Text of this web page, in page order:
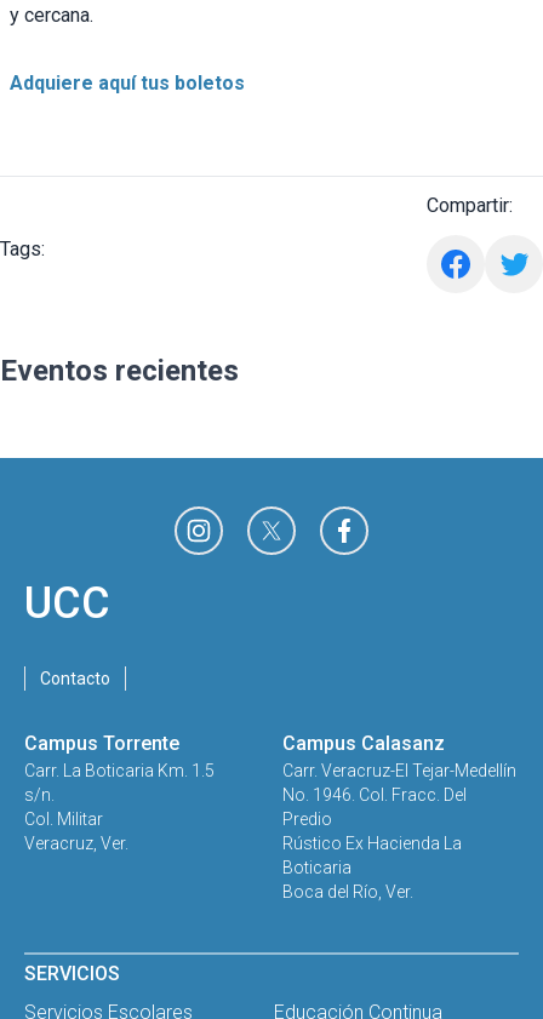
y cercana.
Adquiere aquí tus boletos
Tags:
Compartir:
Eventos recientes
UCC
Contacto
Campus Torrente
Carr. La Boticaria Km. 1.5
s/n.
Col. Militar
Veracruz, Ver.
Campus Calasanz
Carr. Veracruz-El Tejar-Medellín
No. 1946. Col. Fracc. Del
Predio
Rústico Ex Hacienda La
Boticaria
Boca del Río, Ver.
SERVICIOS
Servicios Escolares
Educación Continua